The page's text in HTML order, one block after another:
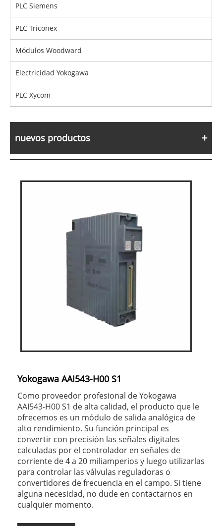
PLC Siemens
PLC Triconex
Módulos Woodward
Electricidad Yokogawa
PLC Xycom
nuevos productos
Yokogawa AAI543-H00 S1
Como proveedor profesional de Yokogawa
AAI543-H00 S1 de alta calidad, el producto que le
ofrecemos es un módulo de salida analógica de
alto rendimiento. Su función principal es
convertir con precisión las señales digitales
calculadas por el controlador en señales de
corriente de 4 a 20 miliamperios y luego utilizarlas
para controlar las válvulas reguladoras o
convertidores de frecuencia en el campo. Si tiene
alguna necesidad, no dude en contactarnos en
cualquier momento.